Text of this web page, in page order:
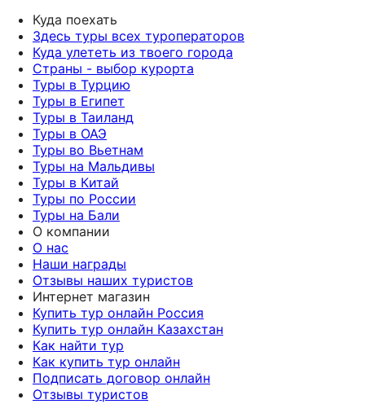
Куда поехать
Здесь туры всех туроператоров
Куда улететь из твоего города
Страны - выбор курорта
Туры в Турцию
Туры в Египет
Туры в Таиланд
Туры в ОАЭ
Туры во Вьетнам
Туры на Мальдивы
Туры в Китай
Туры по России
Туры на Бали
О компании
О нас
Наши награды
Отзывы наших туристов
Интернет магазин
Купить тур онлайн Россия
Купить тур онлайн Казахстан
Как найти тур
Как купить тур онлайн
Подписать договор онлайн
Отзывы туристов